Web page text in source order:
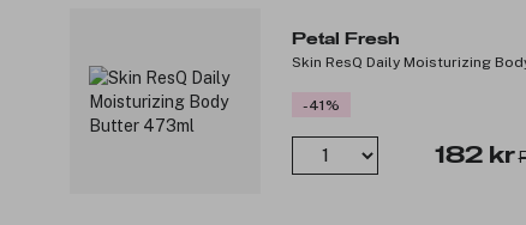
Petal Fresh
Skin ResQ Daily Moisturizing
-41%
182 kr